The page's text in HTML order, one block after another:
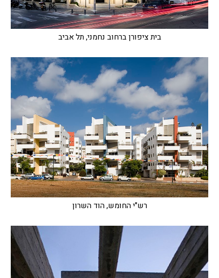
בית ציפורן ברחוב נחמני, תל אביב
רש"י החומש, הוד השרון